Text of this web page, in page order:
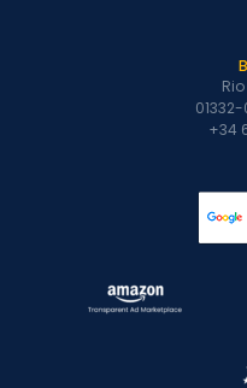
+34